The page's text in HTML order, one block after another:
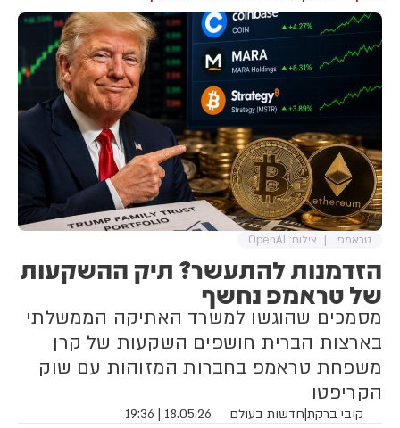
המכנסיים של מפקד התחנה" ואף
איים לרצוח אותו.
הזדמנות להתעשר? תיק ההשקעות
של טראמפ נחשף
מסמכים שהוגשו למשרד האתיקה הממשלתי
בארצות הברית חושפים השקעות של קרן
משפחת טראמפ בחברות המזוהות עם שוק
הקריפטו
קובי ברקת|חדשות בעולם 18.05.26 | 19:36
טראמפ צילום: OpenAI